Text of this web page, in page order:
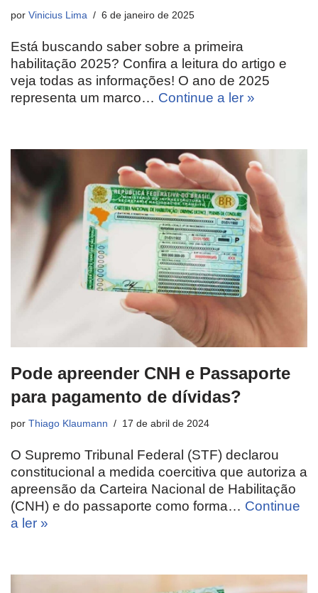
por Vinicius Lima 6 de janeiro de 2025
Está buscando saber sobre a primeira
habilitação 2025? Confira a leitura do artigo e
veja todas as informações! O ano de 2025
representa um marco… Continue a ler »
Pode apreender CNH e Passaporte
para pagamento de dívidas?
por Thiago Klaumann 17 de abril de 2024
O Supremo Tribunal Federal (STF) declarou
constitucional a medida coercitiva que autoriza a
apreensão da Carteira Nacional de Habilitação
(CNH) e do passaporte como forma… Continue
a ler »